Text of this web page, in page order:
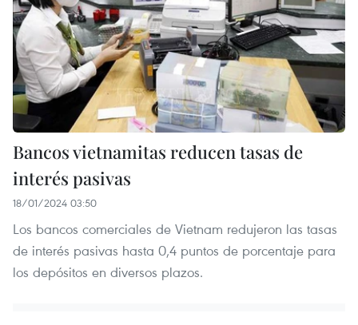
Bancos vietnamitas reducen tasas de
interés pasivas
18/01/2024 03:50
Los bancos comerciales de Vietnam redujeron las tasas
de interés pasivas hasta 0,4 puntos de porcentaje para
los depósitos en diversos plazos.